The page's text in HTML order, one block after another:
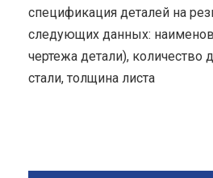
спецификация деталей на
следующих данных:
чертежа детали), количество
стали, толщина листа